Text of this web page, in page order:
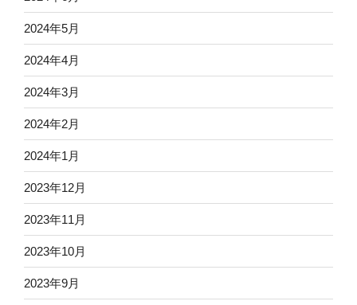
2024年5月
2024年4月
2024年3月
2024年2月
2024年1月
2023年12月
2023年11月
2023年10月
2023年9月